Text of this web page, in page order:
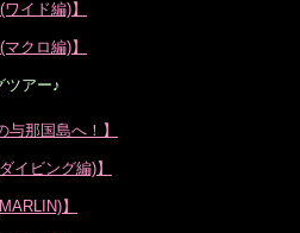
イド編)】
クロ編)】
ツアー♪
那国島へ！】
イビング編)】
】